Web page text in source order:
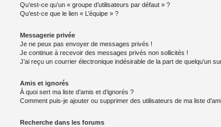
Qu’est-ce qu’un « groupe d’utilisateurs par défaut » ?
Qu’est-ce que le lien « L’équipe » ?
Messagerie privée
Je ne peux pas envoyer de messages privés !
Je continue à recevoir des messages privés non sollicités !
J’ai reçu un courrier électronique indésirable de la part de quelqu’un
Amis et ignorés
À quoi sert ma liste d’amis et d’ignorés ?
Comment puis-je ajouter ou supprimer des utilisateurs de ma liste
Recherche dans les forums